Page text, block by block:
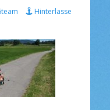
Hinterlasse